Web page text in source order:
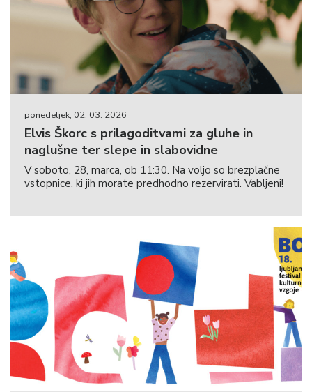
ponedeljek, 02. 03. 2026
Elvis Škorc s prilagoditvami za gluhe in
naglušne ter slepe in slabovidne
V soboto, 28, marca, ob 11:30. Na voljo so brezplačne
vstopnice, ki jih morate predhodno rezervirati. Vabljeni!